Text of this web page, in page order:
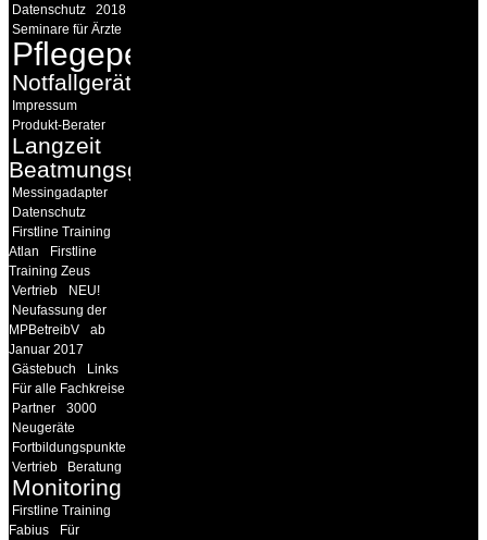
Datenschutz
2018
Seminare für Ärzte
Pflegepersonal
Notfallgeräte
Impressum
Produkt-Berater
Langzeit
Beatmungsgeräte
Messingadapter
Datenschutz
Firstline Training
Atlan
Firstline
Training Zeus
Vertrieb
NEU!
Neufassung der
MPBetreibV
ab
Januar 2017
Gästebuch
Links
Für alle Fachkreise
Partner
3000
Neugeräte
Fortbildungspunkte
Vertrieb
Beratung
Monitoring
Firstline Training
Fabius
Für